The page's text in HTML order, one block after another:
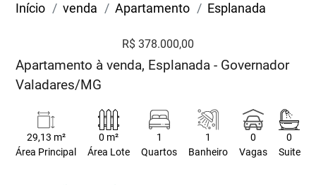
Início venda Apartamento Esplanada
R$ 378.000,00
Apartamento à venda, Esplanada - Governador
Valadares/MG
29,13 m²
Área Principal
0 m²
Área Lote
1
Quartos
1
Banheiro
0
Vagas
0
Suite